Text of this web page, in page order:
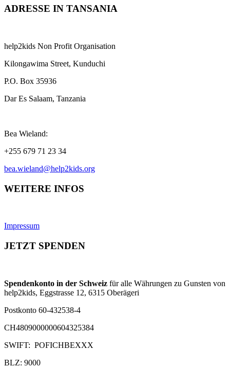
ADRESSE IN TANSANIA
help2kids Non Profit Organisation
Kilongawima Street, Kunduchi
P.O. Box 35936
Dar Es Salaam, Tanzania
Bea Wieland:
+255 679 71 23 34
bea.wieland@help2kids.org
WEITERE INFOS
Impressum
JETZT SPENDEN
Spendenkonto in der Schweiz für alle Währungen zu Gunsten von
help2kids, Eggstrasse 12, 6315 Oberägeri
Postkonto 60-432538-4
CH4809000000604325384
SWIFT: POFICHBEXXX
BLZ: 9000